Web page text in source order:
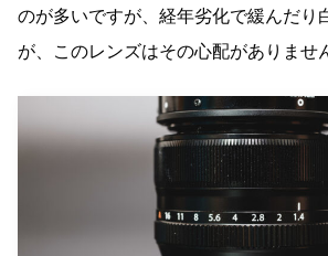
のが多いですが、経年劣化で緩んだり
が、このレンズはその心配がありませ